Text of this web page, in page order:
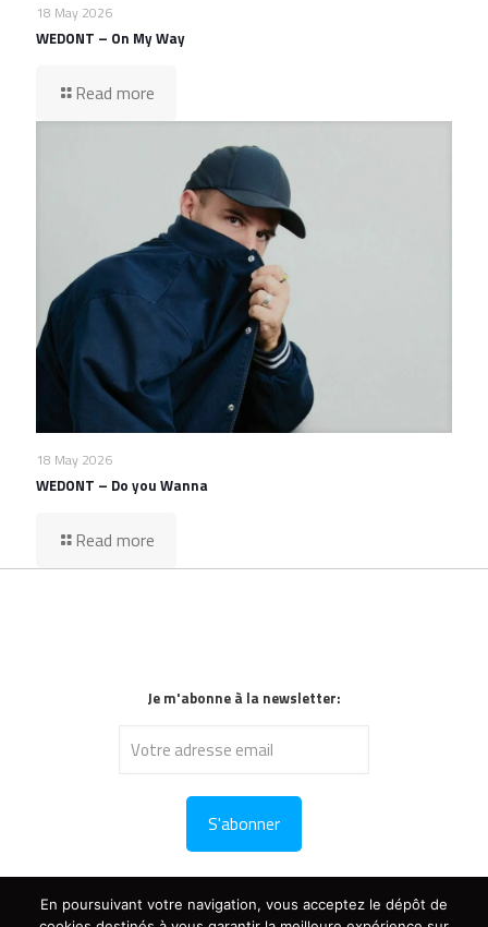
18 May 2026
WEDONT – On My Way
Read more
18 May 2026
WEDONT – Do you Wanna
Read more
Je m'abonne à la newsletter:
En poursuivant votre navigation, vous acceptez le dépôt de